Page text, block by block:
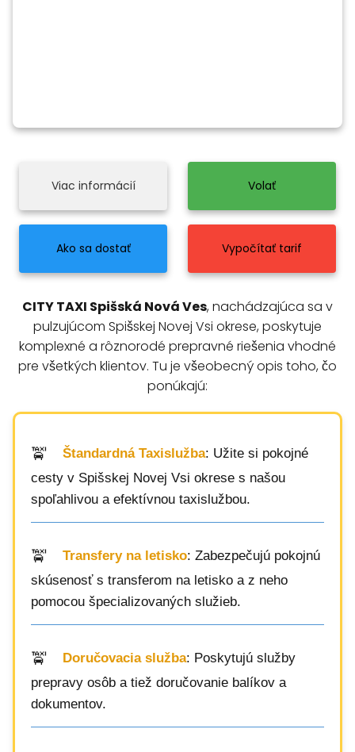
Viac informácií Volať
Ako sa dostať Vypočítať tarif
CITY TAXI Spišská Nová Ves, nachádzajúca sa v
pulzujúcom Spišskej Novej Vsi okrese, poskytuje
komplexné a rôznorodé prepravné riešenia vhodné
pre všetkých klientov. Tu je všeobecný opis toho, čo
ponúkajú:
Štandardná Taxislužba: Užite si pokojné
cesty v Spišskej Novej Vsi okrese s našou
spoľahlivou a efektívnou taxislužbou.
Transfery na letisko: Zabezpečujú pokojnú
skúsenosť s transferom na letisko a z neho
pomocou špecializovaných služieb.
Doručovacia služba: Poskytujú služby
prepravy osôb a tiež doručovanie balíkov a
dokumentov.